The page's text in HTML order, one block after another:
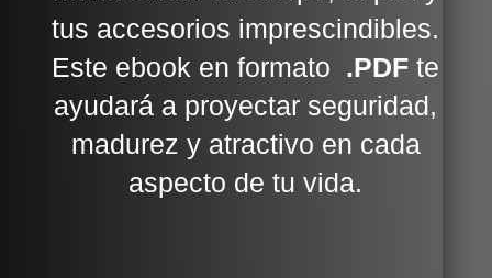
tus accesorios imprescindibles.
Este ebook en formato .PDF te
ayudará a proyectar seguridad,
madurez y atractivo en cada
aspecto de tu vida.